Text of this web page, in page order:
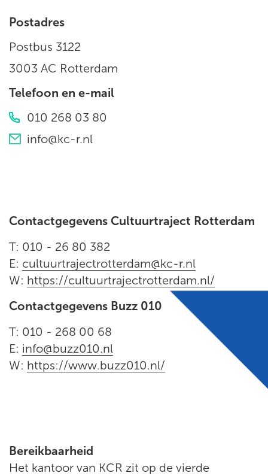
Postadres
Postbus 3122
3003 AC Rotterdam
Telefoon en e-mail
010 268 03 80
info@kc-r.nl
Contactgegevens Cultuurtraject Rotterdam
T: 010 - 26 80 382
E: cultuurtrajectrotterdam@kc-r.nl
W: https://cultuurtrajectrotterdam.nl/
Contactgegevens Buzz 010
T: 010 - 268 00 68
E: info@buzz010.nl
W: https://www.buzz010.nl/
Bereikbaarheid
Het kantoor van KCR zit op de vierde